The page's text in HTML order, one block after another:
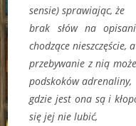
sensie) sprawiając, że
brak słów na
chodzące nieszczęście, a
przebywanie z nią
podskoków adrenaliny,
gdzie jest ona są i
się jej nie lubić,